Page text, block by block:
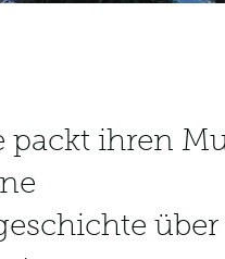
packt ihren Mut